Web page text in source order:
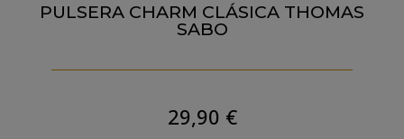
PULSERA CHARM CLÁSICA THOMAS
SABO
29,90 €